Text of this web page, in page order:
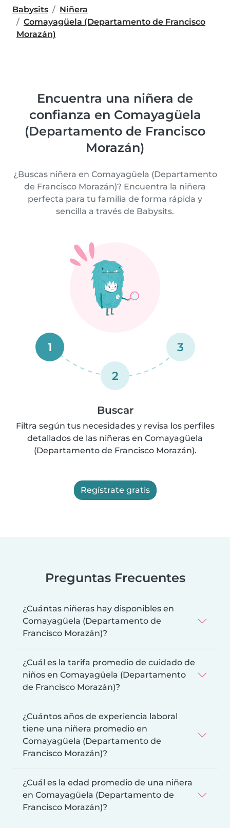
Babysits
Niñera
Comayagüela (Departamento de Francisco
Morazán)
Encuentra una niñera de
confianza en Comayagüela
(Departamento de Francisco
Morazán)
¿Buscas niñera en Comayagüela (Departamento
de Francisco Morazán)? Encuentra la niñera
perfecta para tu familia de forma rápida y
sencilla a través de Babysits.
1
2
3
Buscar
Filtra según tus necesidades y revisa los perfiles
detallados de las niñeras en Comayagüela
(Departamento de Francisco Morazán).
Regístrate gratis
Preguntas Frecuentes
¿Cuántas niñeras hay disponibles en
Comayagüela (Departamento de
Francisco Morazán)?
¿Cuál es la tarifa promedio de cuidado de
niños en Comayagüela (Departamento
de Francisco Morazán)?
¿Cuántos años de experiencia laboral
tiene una niñera promedio en
Comayagüela (Departamento de
Francisco Morazán)?
¿Cuál es la edad promedio de una niñera
en Comayagüela (Departamento de
Francisco Morazán)?